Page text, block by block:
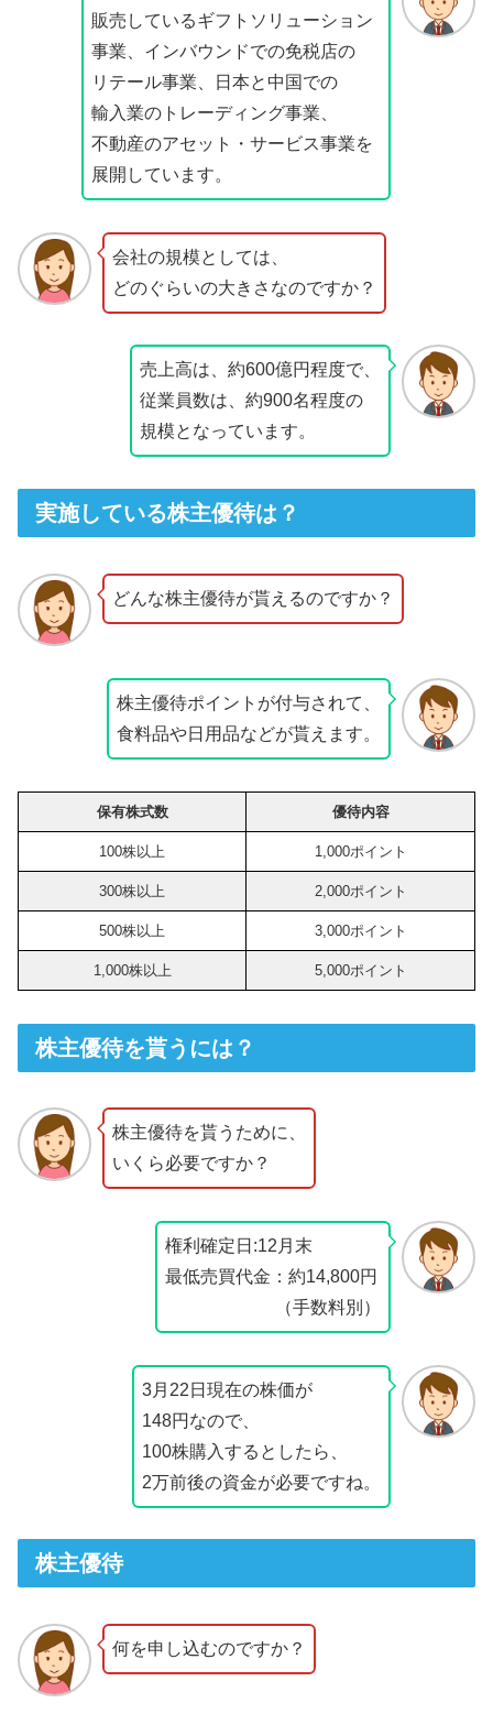
販売しているギフトソリューション
事業、インバウンドでの免税店の
リテール事業、日本と中国での
輸入業のトレーディング事業、
不動産のアセット・サービス事業を
展開しています。
会社の規模としては、
どのぐらいの大きさなのですか？
売上高は、約600億円程度で、
従業員数は、約900名程度の
規模となっています。
実施している株主優待は？
どんな株主優待が貰えるのですか？
株主優待ポイントが付与されて、
食料品や日用品などが貰えます。
保有株式数 優待内容
100株以上 1,000ポイント
300株以上 2,000ポイント
500株以上 3,000ポイント
1,000株以上 5,000ポイント
株主優待を貰うには？
株主優待を貰うために、
いくら必要ですか？
権利確定日:12月末
最低売買代金：約14,800円
（手数料別）
3月22日現在の株価が
148円なので、
100株購入するとしたら、
2万前後の資金が必要ですね。
株主優待
何を申し込むのですか？